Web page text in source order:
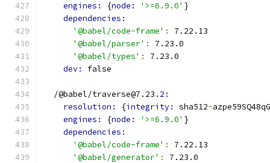
engines:
{node: '>=6.9.0' }
dependencies:
'@babel/code-frame' :
7.22.13
'@babel/parser' :
7.23.0
'@babel/types' :
7.23.0
dev: false
  /@babel/traverse@7.23.
2:
resolution:
{integrity: sha512-
engines:
{node: '>=6.9.0' }
dependencies:
'@babel/code-frame' :
7.22.13
'@babel/generator' :
7.23.0